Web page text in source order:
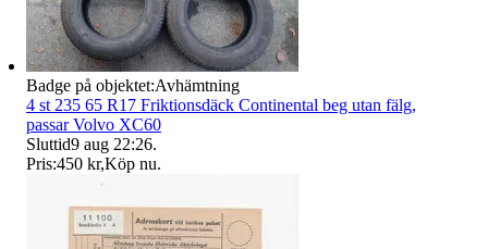
Badge på objektet:Avhämtning
4 st 235 65 R17 Friktionsdäck Continental beg utan fälg,
passar Volvo XC60
Sluttid9 aug 22:26.
Pris:450 kr,Köp nu.